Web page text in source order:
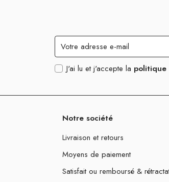
J'ai lu et j'accepte la
Notre société
Livraison et retours
Moyens de paiement
Satisfait ou remboursé &